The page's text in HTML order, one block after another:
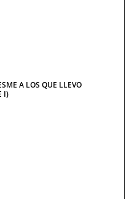
A LOS QUE LLEVO
I)